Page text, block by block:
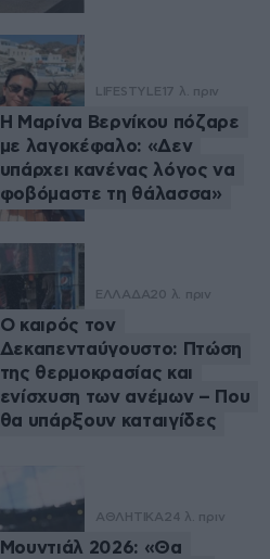
LIFESTYLE 17 λ. πριν
Η Μαρίνα Βερνίκου πόζαρε
με λαγοκέφαλο: «Δεν
υπάρχει κανένας λόγος να
φοβόμαστε τη θάλασσα»
ΕΛΛΑΔΑ20 λ. πριν
Ο καιρός τον
Δεκαπενταύγουστο: Πτώση
της θερμοκρασίας και
ενίσχυση των ανέμων – Που
θα υπάρξουν καταιγίδες
ΑΘΛΗΤΙΚΑ24 λ. πριν
Μουντιάλ 2026: «Θα